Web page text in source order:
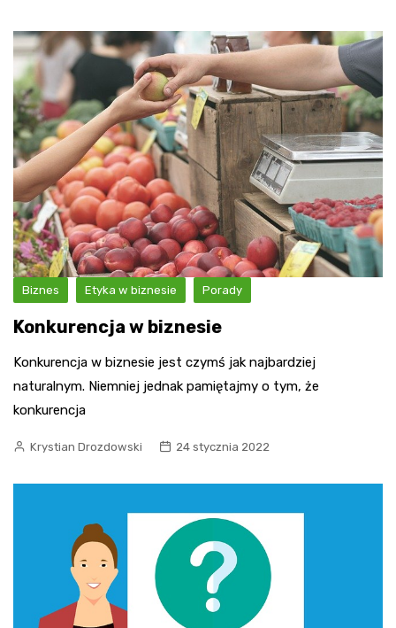
Biznes Etyka w biznesie Porady
Konkurencja w biznesie
Konkurencja w biznesie jest czymś jak najbardziej
naturalnym. Niemniej jednak pamiętajmy o tym, że
konkurencja
Krystian Drozdowski 24 stycznia 2022